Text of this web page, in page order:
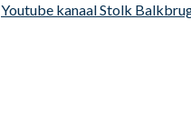
Youtube kanaal Stolk